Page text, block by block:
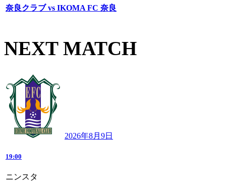
奈良クラブ vs IKOMA FC 奈良
NEXT MATCH
2026年8月9日
19:00
ニンスタ